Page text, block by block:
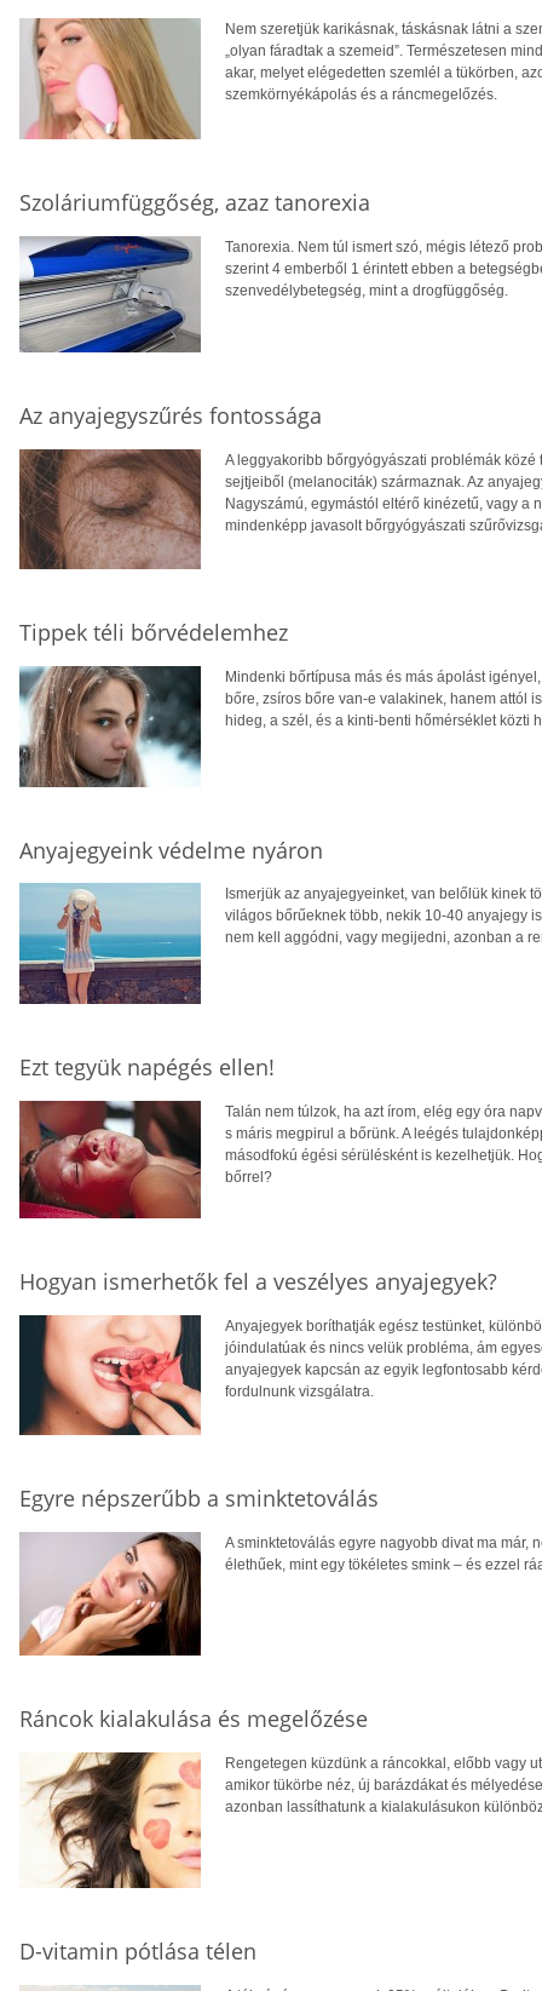
Nem szeretjük karikásnak, táskásnak látni a
„olyan fáradtak a szemeid”. Természetesen
akar, melyet elégedetten szemlél a tükörben,
szemkörnyékápolás és a ráncmegelőzés.
Szoláriumfüggőség, azaz tanorexia
Tanorexia. Nem túl ismert szó, mégis létező
szerint 4 emberből 1 érintett ebben a
szenvedélybetegség, mint a drogfüggőség.
Az anyajegyszűrés fontossága
A leggyakoribb bőrgyógyászati problémák
sejtjeiből (melanociták) származnak. Az
Nagyszámú, egymástól eltérő kinézetű, vagy a
mindenképp javasolt bőrgyógyászati
Tippek téli bőrvédelemhez
Mindenki bőrtípusa más és más ápolást
bőre, zsíros bőre van-e valakinek, hanem attól
hideg, a szél, és a kinti-benti hőmérséklet közti
Anyajegyeink védelme nyáron
Ismerjük az anyajegyeinket, van belőlük kinek
világos bőrűeknek több, nekik 10-40 anyajegy
nem kell aggódni, vagy megijedni, azonban a
Ezt tegyük napégés ellen!
Talán nem túlzok, ha azt írom, elég egy óra
s máris megpirul a bőrünk. A leégés
másodfokú égési sérülésként is kezelhetjük.
bőrrel?
Hogyan ismerhetők fel a veszélyes anyajegyek?
Anyajegyek boríthatják egész testünket,
jóindulatúak és nincs velük probléma, ám
anyajegyek kapcsán az egyik legfontosabb
fordulnunk vizsgálatra.
Egyre népszerűbb a sminktetoválás
A sminktetoválás egyre nagyobb divat ma már,
élethűek, mint egy tökéletes smink – és ezzel
Ráncok kialakulása és megelőzése
Rengetegen küzdünk a ráncokkal, előbb vagy
amikor tükörbe néz, új barázdákat és
azonban lassíthatunk a kialakulásukon
D-vitamin pótlása télen